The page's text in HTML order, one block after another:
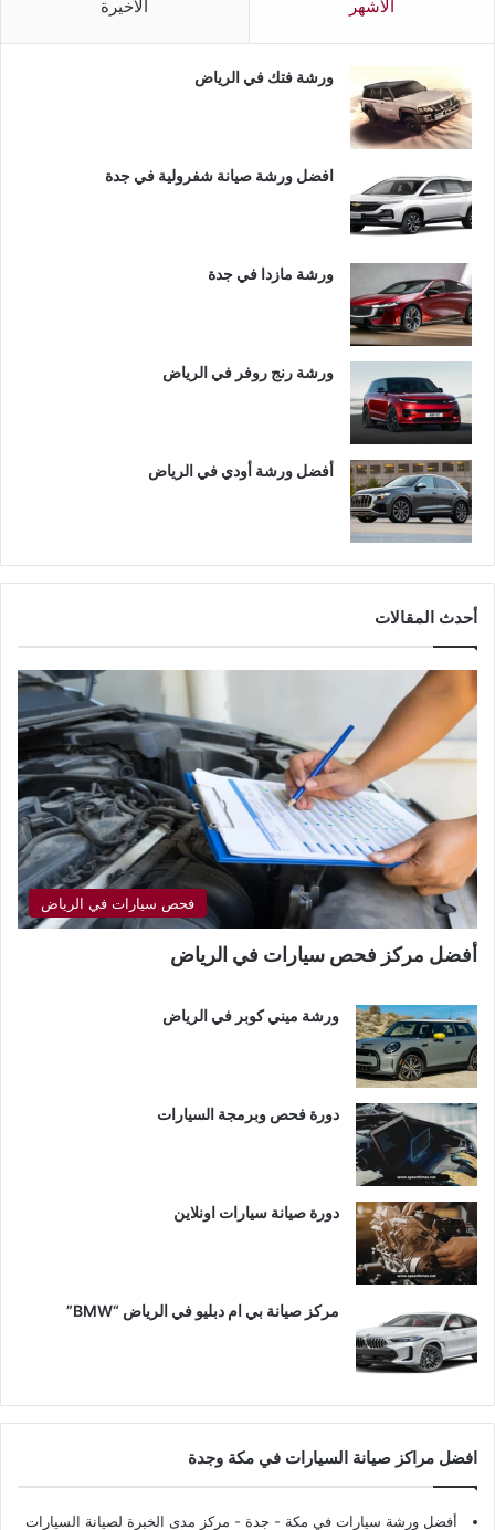
الأشهر الأخيرة
ورشة فتك في الرياض
افضل ورشة صيانة شفرولية في جدة
ورشة مازدا في جدة
ورشة رنج روفر في الرياض
أفضل ورشة أودي في الرياض
أحدث المقالات
فحص سيارات في الرياض
أفضل مركز فحص سيارات في الرياض
ورشة ميني كوبر في الرياض
دورة فحص وبرمجة السيارات
دورة صيانة سيارات اونلاين
مركز صيانة بي ام دبليو في الرياض “BMW”
افضل مراكز صيانة السيارات في مكة وجدة
أفضل ورشة سيارات في مكة - جدة - مركز مدى الخبرة لصيانة السيارات